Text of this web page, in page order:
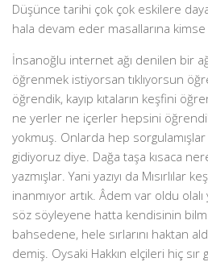
Düşünce tarihi çok çok eskilere
hala devam eder masallarına kimse
İnsanoğlu internet ağı denilen bir
öğrenmek istiyorsan tıklıyorsun
öğrendik, kayıp kıtaların keşfini
ne yerler ne içerler hepsini
yokmuş. Onlarda hep
gidiyoruz diye. Dağa taşa kısaca
yazmışlar. Yani yazıyı da Mısırlılar
inanmıyor artık. Âdem var oldu
söz söyleyene hatta kendisinin
bahsedene, hele sırlarını haktan
demiş. Oysaki Hakkın elçileri hiç sır